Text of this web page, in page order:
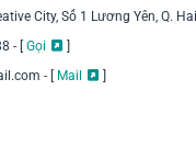
City, Số 1 Lương Yên, Q.
- [ Gọi
]
- [
Mail